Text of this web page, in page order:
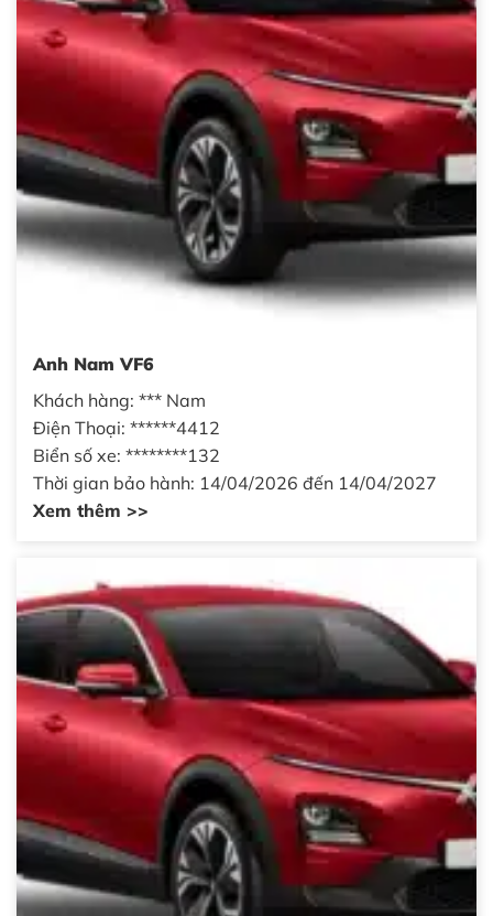
Anh Nam VF6
Khách hàng: *** Nam
Điện Thoại: ******4412
Biển số xe: ********132
Thời gian bảo hành: 14/04/2026 đến 14/04/2027
Xem thêm >>